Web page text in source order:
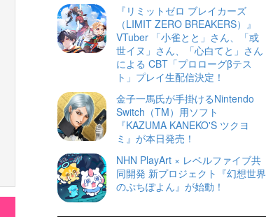
『リミットゼロ ブレイカーズ
（LIMIT ZERO BREAKERS）』
VTuber 「小雀とと」さん、「或
世イヌ」さん、「心白てと」さん
による CBT「プロローグβテス
ト」プレイ生配信決定！
金子一馬氏が手掛けるNintendo
Switch（TM）用ソフト
『KAZUMA KANEKO'S ツクヨ
ミ』が本日発売！
NHN PlayArt × レベルファイブ共
同開発 新プロジェクト『幻想世界
のぷちぽよん』が始動！